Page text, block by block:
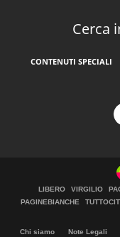
Cerca
CONTENUTI SPECIALI
LIBERO VIRGILIO
PAGINEBIANCHE
Chi siamo Note Legali